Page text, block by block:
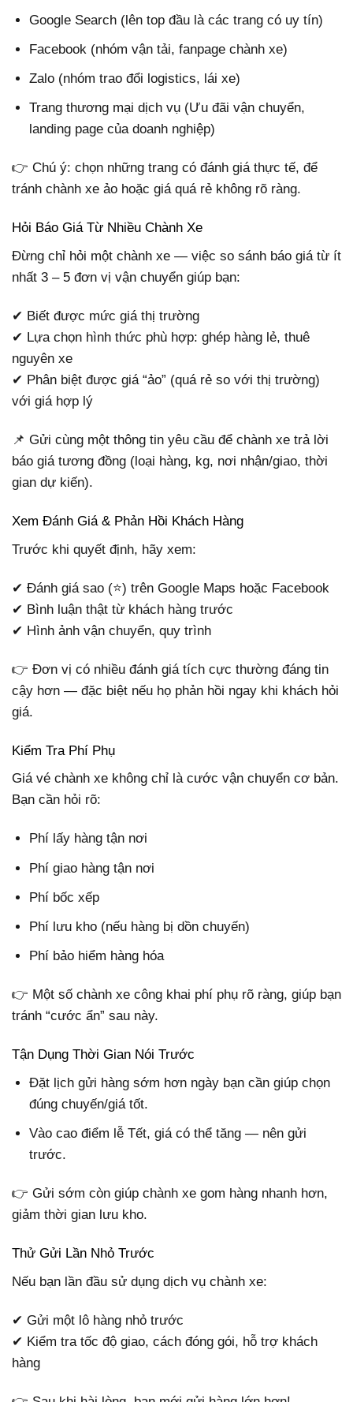
Google Search (lên top đầu là các trang có uy tín)
Facebook (nhóm vận tải, fanpage chành xe)
Zalo (nhóm trao đổi logistics, lái xe)
Trang thương mại dịch vụ (Ưu đãi vận chuyển,
landing page của doanh nghiệp)
👉 Chú ý: chọn những trang có đánh giá thực tế, để
tránh chành xe ảo hoặc giá quá rẻ không rõ ràng.
Hỏi Báo Giá Từ Nhiều Chành Xe
Đừng chỉ hỏi một chành xe — việc so sánh báo giá từ ít
nhất 3 – 5 đơn vị vận chuyển giúp bạn:
✔ Biết được mức giá thị trường
✔ Lựa chọn hình thức phù hợp: ghép hàng lẻ, thuê
nguyên xe
✔ Phân biệt được giá “ảo” (quá rẻ so với thị trường)
với giá hợp lý
📌 Gửi cùng một thông tin yêu cầu để chành xe trả lời
báo giá tương đồng (loại hàng, kg, nơi nhận/giao, thời
gian dự kiến).
Xem Đánh Giá & Phản Hồi Khách Hàng
Trước khi quyết định, hãy xem:
✔ Đánh giá sao (⭐) trên Google Maps hoặc Facebook
✔ Bình luận thật từ khách hàng trước
✔ Hình ảnh vận chuyển, quy trình
👉 Đơn vị có nhiều đánh giá tích cực thường đáng tin
cậy hơn — đặc biệt nếu họ phản hồi ngay khi khách hỏi
giá.
Kiểm Tra Phí Phụ
Giá vé chành xe không chỉ là cước vận chuyển cơ bản.
Bạn cần hỏi rõ:
Phí lấy hàng tận nơi
Phí giao hàng tận nơi
Phí bốc xếp
Phí lưu kho (nếu hàng bị dồn chuyến)
Phí bảo hiểm hàng hóa
👉 Một số chành xe công khai phí phụ rõ ràng, giúp bạn
tránh “cước ẩn” sau này.
Tận Dụng Thời Gian Nói Trước
Đặt lịch gửi hàng sớm hơn ngày bạn cần giúp chọn
đúng chuyến/giá tốt.
Vào cao điểm lễ Tết, giá có thể tăng — nên gửi
trước.
👉 Gửi sớm còn giúp chành xe gom hàng nhanh hơn,
giảm thời gian lưu kho.
Thử Gửi Lần Nhỏ Trước
Nếu bạn lần đầu sử dụng dịch vụ chành xe:
✔ Gửi một lô hàng nhỏ trước
✔ Kiểm tra tốc độ giao, cách đóng gói, hỗ trợ khách
hàng